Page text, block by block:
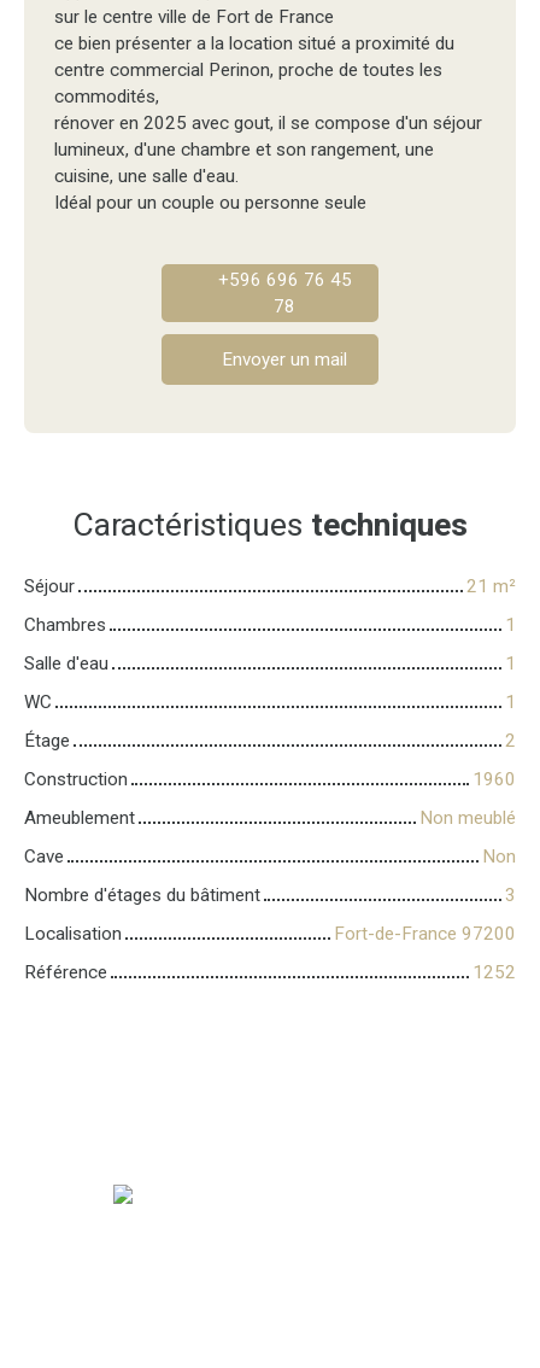
sur le centre ville de Fort de France
ce bien présenter a la location situé a proximité du
centre commercial Perinon, proche de toutes les
commodités,
rénover en 2025 avec gout, il se compose d'un séjour
lumineux, d'une chambre et son rangement, une
cuisine, une salle d'eau.
Idéal pour un couple ou personne seule
+596 696 76 45
78
Envoyer un mail
Caractéristiques techniques
Séjour 21 m²
Chambres
1
Salle d'eau
1
WC
1
Étage
2
Construction
1960
Ameublement
Non meublé
Cave
Non
Nombre d'étages du bâtiment
3
Localisation
Fort-de-France 97200
Référence
1252